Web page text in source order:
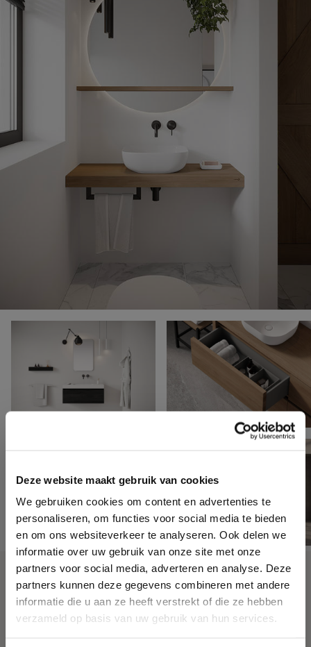
Deze website maakt gebruik van cookies
We gebruiken cookies om content en advertenties te
personaliseren, om functies voor social media te bieden
en om ons websiteverkeer te analyseren. Ook delen we
informatie over uw gebruik van onze site met onze
partners voor social media, adverteren en analyse. Deze
partners kunnen deze gegevens combineren met andere
informatie die u aan ze heeft verstrekt of die ze hebben
verzameld op basis van uw gebruik van hun services.
Meer informatie
Wil jij weten wat wij voor jou kunnen betekenen? Laat je